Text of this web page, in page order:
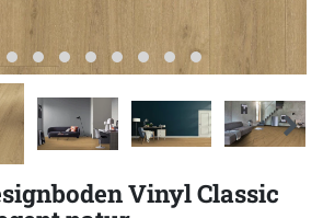
Vinyl Classic